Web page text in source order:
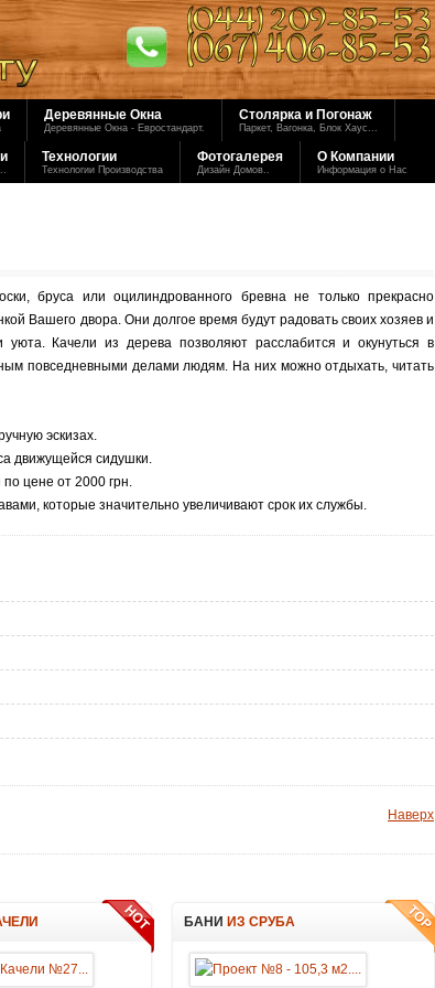
Деревянные Окна
Деревянные Окна - Евростандарт.
Столярка и Погонаж
Паркет, Вагонка, Блок Хаус...
Технологии
Технологии Производства
Фотогалерея
Дизайн Домов..
О Компании
Информация о Нас
бруса или оцилиндрованного бревна не только прекрасно
Вашего двора. Они долгое время будут радовать своих хозяев и
Качели из дерева позволяют расслабится и окунуться в
повседневными делами людям. На них можно отдыхать, читать
эскизах.
движущейся сидушки.
цене от 2000 грн.
которые значительно увеличивают срок их службы.
Наверх
БАНИ ИЗ СРУБА